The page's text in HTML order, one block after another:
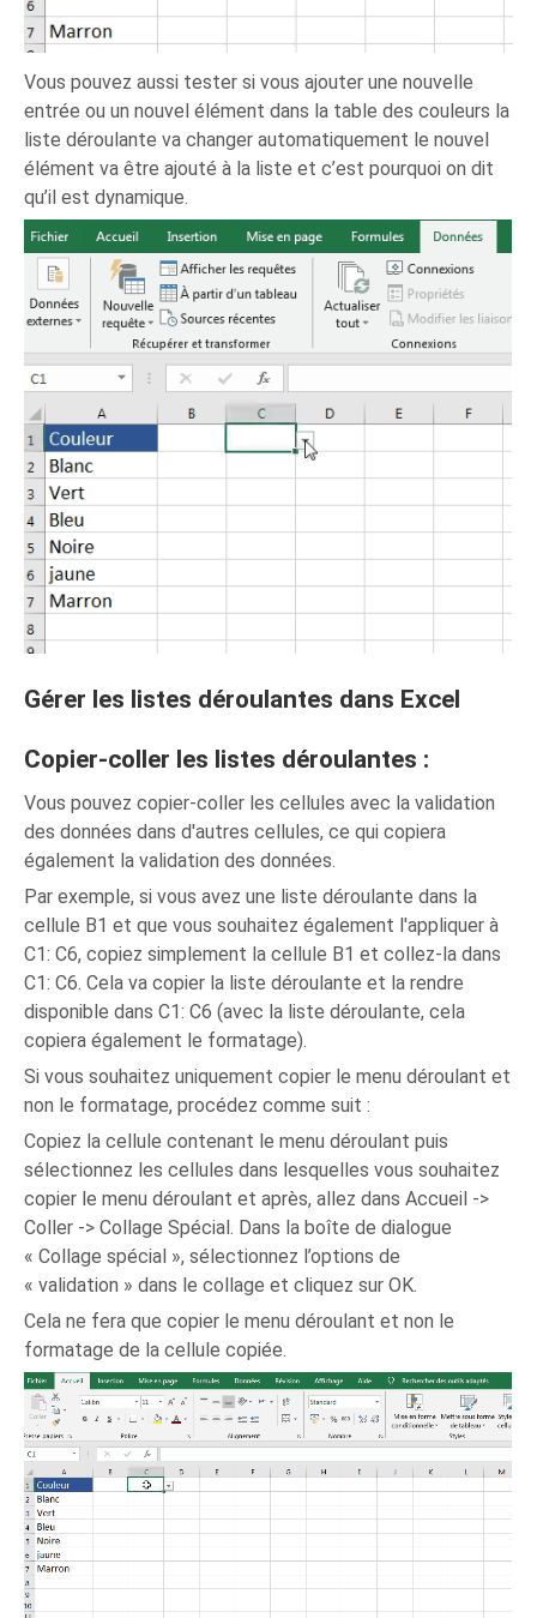
Vous pouvez aussi tester si vous ajouter une nouvelle
entrée ou un nouvel élément dans la table des couleurs la
liste déroulante va changer automatiquement le nouvel
élément va être ajouté à la liste et c’est pourquoi on dit
qu’il est dynamique.
Gérer les listes déroulantes dans Excel
Copier-coller les listes déroulantes :
Vous pouvez copier-coller les cellules avec la validation
des données dans d'autres cellules, ce qui copiera
également la validation des données.
Par exemple, si vous avez une liste déroulante dans la
cellule B1 et que vous souhaitez également l'appliquer à
C1: C6, copiez simplement la cellule B1 et collez-la dans
C1: C6. Cela va copier la liste déroulante et la rendre
disponible dans C1: C6 (avec la liste déroulante, cela
copiera également le formatage).
Si vous souhaitez uniquement copier le menu déroulant et
non le formatage, procédez comme suit :
Copiez la cellule contenant le menu déroulant puis
sélectionnez les cellules dans lesquelles vous souhaitez
copier le menu déroulant et après, allez dans Accueil ->
Coller -> Collage Spécial. Dans la boîte de dialogue
« Collage spécial », sélectionnez l’options de
« validation » dans le collage et cliquez sur OK.
Cela ne fera que copier le menu déroulant et non le
formatage de la cellule copiée.